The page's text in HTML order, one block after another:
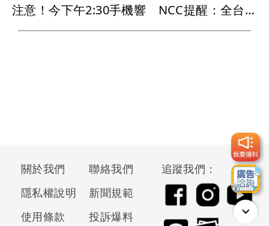
注意！今下午2:30手機響 NCC提醒：全台發送演習預告
關於我們
聯絡我們
隱私權說明
新聞規範
使用條款
投訴爆料
追蹤我們：